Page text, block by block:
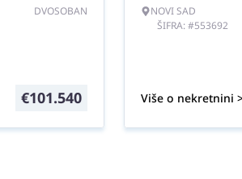
DVOSOBAN
€101.540
NOVI SAD
ŠIFRA: #553692
Više o nekretnini